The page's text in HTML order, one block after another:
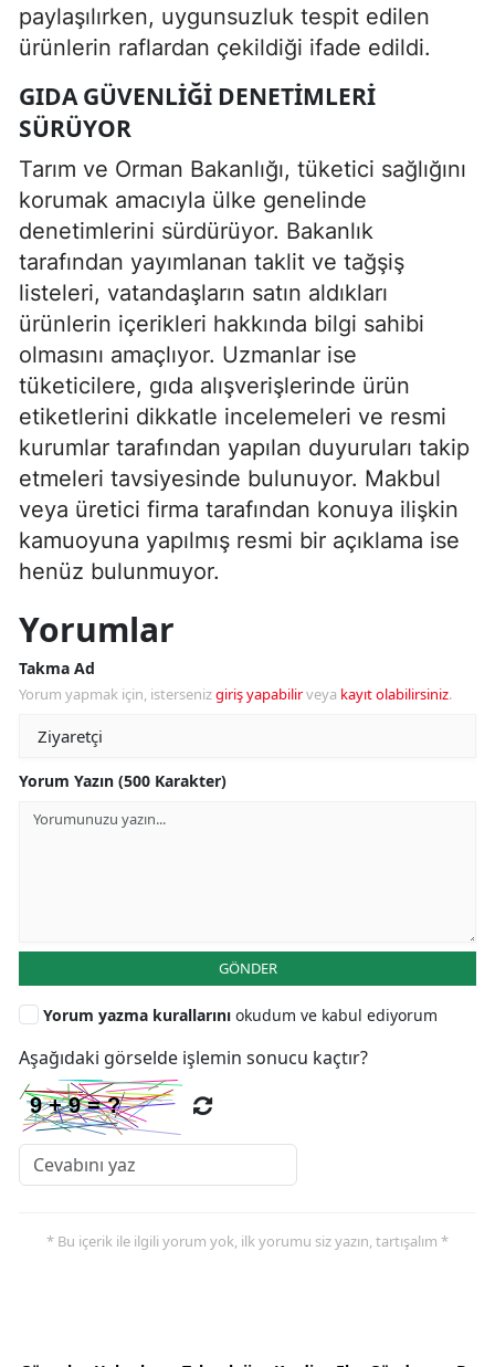
paylaşılırken, uygunsuzluk tespit edilen
ürünlerin raflardan çekildiği ifade edildi.
GIDA GÜVENLIĞI DENETIMLERI
SÜRÜYOR
Tarım ve Orman Bakanlığı, tüketici sağlığını
korumak amacıyla ülke genelinde
denetimlerini sürdürüyor. Bakanlık
tarafından yayımlanan taklit ve tağşiş
listeleri, vatandaşların satın aldıkları
ürünlerin içerikleri hakkında bilgi sahibi
olmasını amaçlıyor. Uzmanlar ise
tüketicilere, gıda alışverişlerinde ürün
etiketlerini dikkatle incelemeleri ve resmi
kurumlar tarafından yapılan duyuruları takip
etmeleri tavsiyesinde bulunuyor. Makbul
veya üretici firma tarafından konuya ilişkin
kamuoyuna yapılmış resmi bir açıklama ise
henüz bulunmuyor.
Yorumlar
Takma Ad
Yorum yapmak için, istersenizgiriş yapabilirveya kayıt olabilirsiniz.
Yorum Yazın (500 Karakter)
GÖNDER
Yorum yazma kurallarını okudum ve kabul ediyorum
Aşağıdaki görselde işlemin sonucu kaçtır?
* Bu içerik ile ilgili yorum yok, ilk yorumu siz yazın, tartışalım *